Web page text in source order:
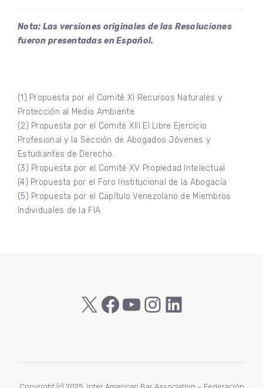
Nota: Las versiones originales de las Resoluciones
fueron presentadas en Español.
(1) Propuesta por el Comité XI Recursos Naturales y
Protección al Medio Ambiente
(2) Propuesta por el Comité XIII El Libre Ejercicio
Profesional y la Sección de Abogados Jóvenes y
Estudiantes de Derecho.
(3) Propuesta por el Comité XV Propiedad Intelectual
(4) Propuesta por el Foro Institucional de la Abogacía
(5) Propuesta por el Capítulo Venezolano de Miembros
Individuales de la FIA
X Facebook
YouTube
Instagram
LinkedIn